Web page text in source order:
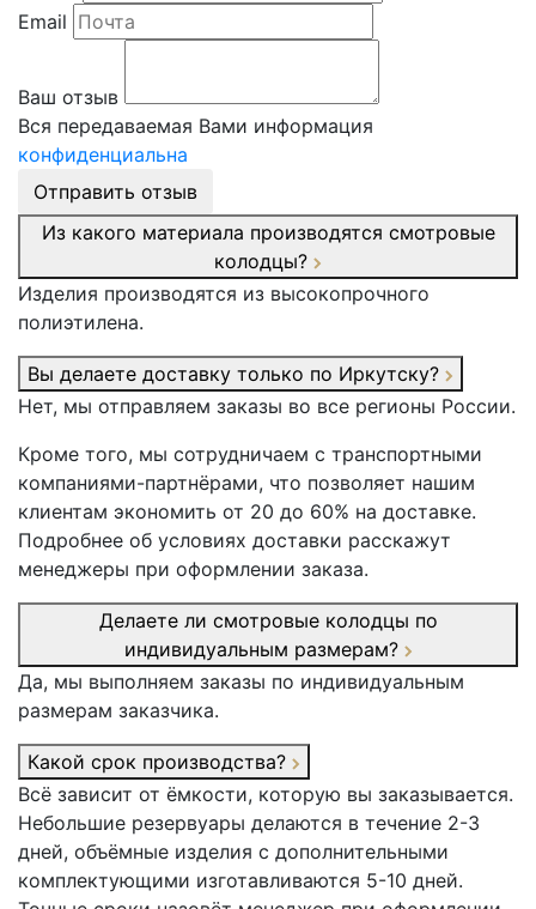
Email
Ваш отзыв
Вся передаваемая Вами информация
конфиденциальна
Отправить отзыв
Из какого материала производятся смотровые
колодцы?
Изделия производятся из высокопрочного
полиэтилена.
Вы делаете доставку только по Иркутску?
Нет, мы отправляем заказы во все регионы России.
Кроме того, мы сотрудничаем с транспортными
компаниями-партнёрами, что позволяет нашим
клиентам экономить от 20 до 60% на доставке.
Подробнее об условиях доставки расскажут
менеджеры при оформлении заказа.
Делаете ли смотровые колодцы по
индивидуальным размерам?
Да, мы выполняем заказы по индивидуальным
размерам заказчика.
Какой срок производства?
Всё зависит от ёмкости, которую вы заказывается.
Небольшие резервуары делаются в течение 2-3
дней, объёмные изделия с дополнительными
комплектующими изготавливаются 5-10 дней.